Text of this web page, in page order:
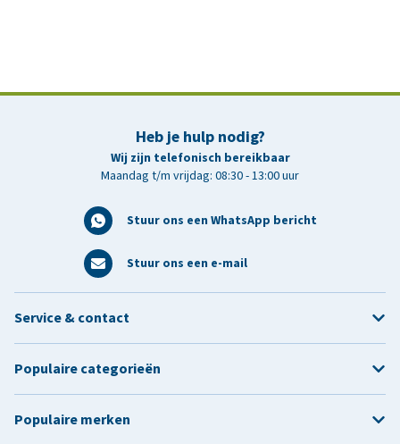
Heb je hulp nodig?
Wij zijn telefonisch bereikbaar
Maandag t/m vrijdag: 08:30 - 13:00 uur
Stuur ons een WhatsApp bericht
Stuur ons een e-mail
Service & contact
Populaire categorieën
Populaire merken